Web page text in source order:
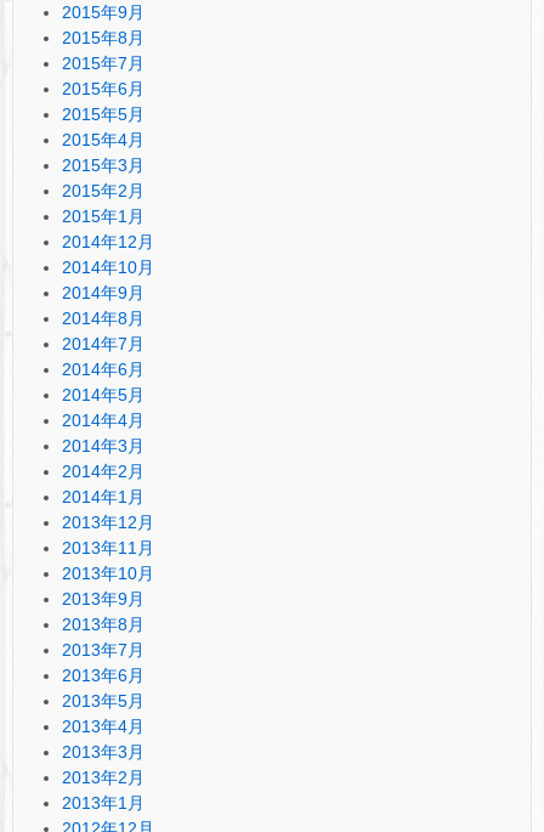
2015年9月
2015年8月
2015年7月
2015年6月
2015年5月
2015年4月
2015年3月
2015年2月
2015年1月
2014年12月
2014年10月
2014年9月
2014年8月
2014年7月
2014年6月
2014年5月
2014年4月
2014年3月
2014年2月
2014年1月
2013年12月
2013年11月
2013年10月
2013年9月
2013年8月
2013年7月
2013年6月
2013年5月
2013年4月
2013年3月
2013年2月
2013年1月
2012年12月